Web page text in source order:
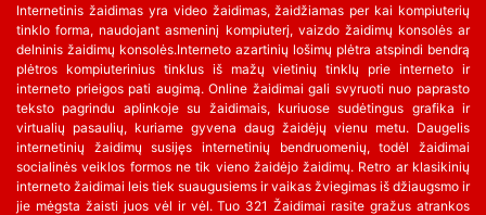
Internetinis žaidimas yra video žaidimas, žaidžiamas per kai kompiuterių
tinklo forma, naudojant asmeninį kompiuterį, vaizdo žaidimų konsolės ar
delninis žaidimų konsolės.Interneto azartinių lošimų plėtra atspindi bendrą
plėtros kompiuterinius tinklus iš mažų vietinių tinklų prie interneto ir
interneto prieigos pati augimą. Online žaidimai gali svyruoti nuo paprasto
teksto pagrindu aplinkoje su žaidimais, kuriuose sudėtingus grafika ir
virtualių pasaulių, kuriame gyvena daug žaidėjų vienu metu. Daugelis
internetinių žaidimų susijęs internetinių bendruomenių, todėl žaidimai
socialinės veiklos formos ne tik vieno žaidėjo žaidimų. Retro ar klasikinių
interneto žaidimai leis tiek suaugusiems ir vaikas žviegimas iš džiaugsmo ir
jie mėgsta žaisti juos vėl ir vėl. Tuo 321 Žaidimai rasite gražus atrankos